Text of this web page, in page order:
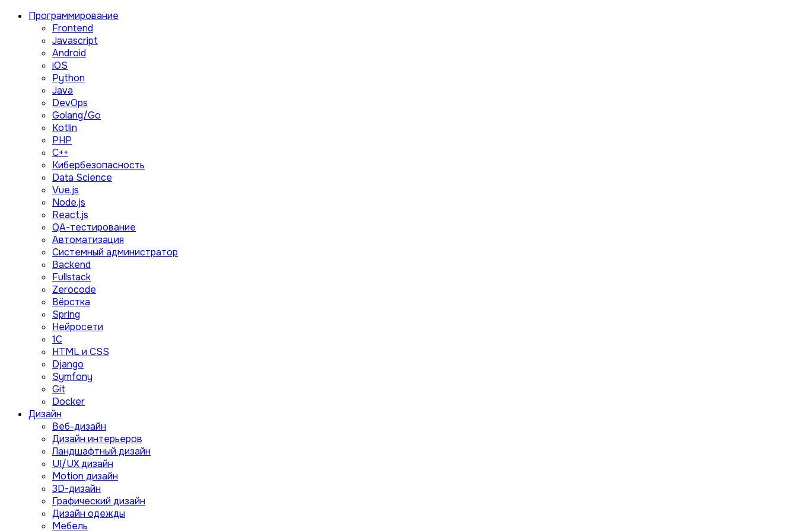
Программирование
Frontend
Javascript
Android
iOS
Python
Java
DevOps
Golang/Go
Kotlin
PHP
C++
Кибербезопасность
Data Science
Vue.js
Node.js
React.js
QA-тестирование
Автоматизация
Системный администратор
Backend
Fullstack
Zerocode
Вёрстка
Spring
Нейросети
1C
HTML и CSS
Django
Symfony
Git
Docker
Дизайн
Веб-дизайн
Дизайн интерьеров
Ландшафтный дизайн
UI/UX дизайн
Motion дизайн
3D-дизайн
Графический дизайн
Дизайн одежды
Мебель